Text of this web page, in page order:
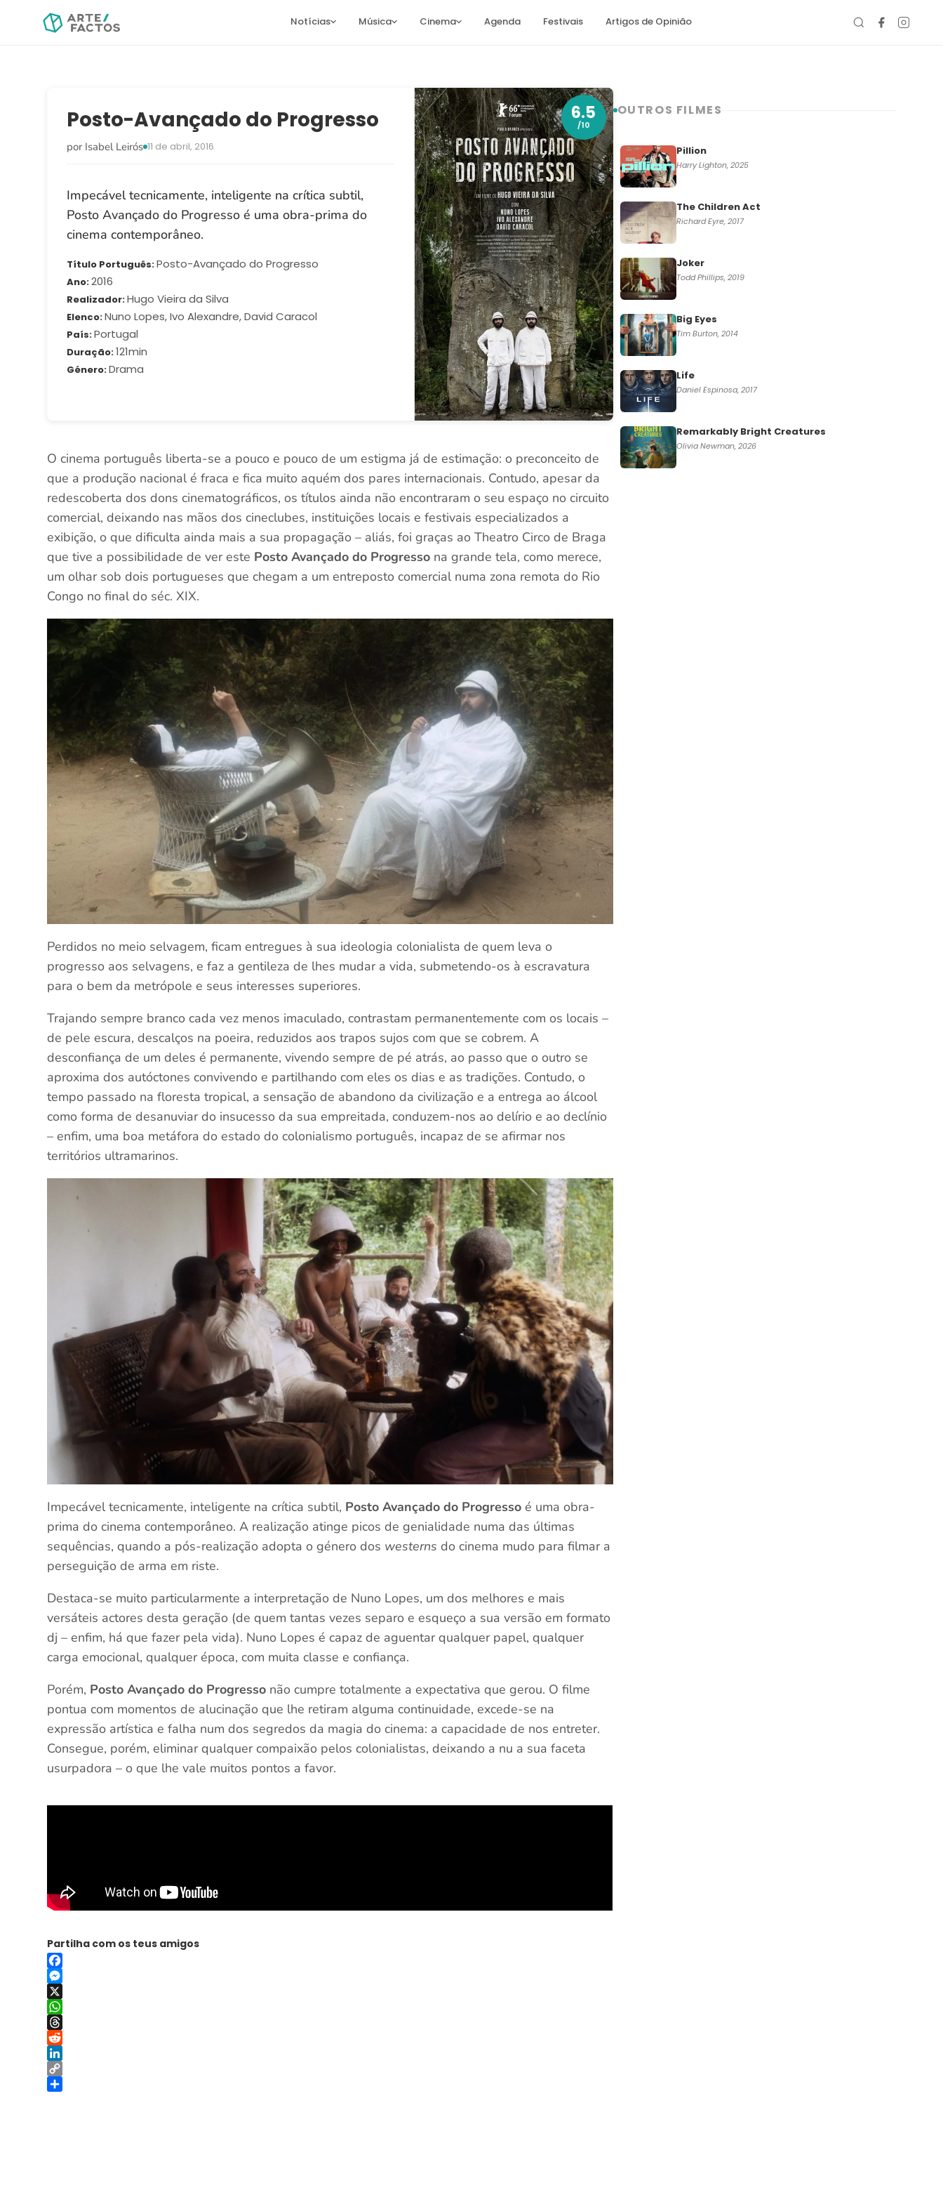
Notícias Música Cinema Agenda Festivais Artigos de Opinião
Posto-Avançado do Progresso
por Isabel Leirós 11 de abril, 2016
Impecável tecnicamente, inteligente na crítica subtil,
Posto Avançado do Progresso é uma obra-prima do
cinema contemporâneo.
Título Português Posto-Avançado do Progresso
Ano 2016
Realizador Hugo Vieira da Silva
Elenco Nuno Lopes, Ivo Alexandre, David Caracol
País Portugal
Duração 121min
Género Drama
6.5
/10
O cinema português liberta-se a pouco e pouco de um estigma já de estimação: o preconceito de
que a produção nacional é fraca e fica muito aquém dos pares internacionais. Contudo, apesar da
redescoberta dos dons cinematográficos, os títulos ainda não encontraram o seu espaço no circuito
comercial, deixando nas mãos dos cineclubes, instituições locais e festivais especializados a
exibição, o que dificulta ainda mais a sua propagação – aliás, foi graças ao Theatro Circo de Braga
que tive a possibilidade de ver este Posto Avançado do Progresso na grande tela, como merece,
um olhar sob dois portugueses que chegam a um entreposto comercial numa zona remota do Rio
Congo no final do séc. XIX.
Perdidos no meio selvagem, ficam entregues à sua ideologia colonialista de quem leva o
progresso aos selvagens, e faz a gentileza de lhes mudar a vida, submetendo-os à escravatura
para o bem da metrópole e seus interesses superiores.
Trajando sempre branco cada vez menos imaculado, contrastam permanentemente com os locais –
de pele escura, descalços na poeira, reduzidos aos trapos sujos com que se cobrem. A
desconfiança de um deles é permanente, vivendo sempre de pé atrás, ao passo que o outro se
aproxima dos autóctones convivendo e partilhando com eles os dias e as tradições. Contudo, o
tempo passado na floresta tropical, a sensação de abandono da civilização e a entrega ao álcool
como forma de desanuviar do insucesso da sua empreitada, conduzem-nos ao delírio e ao declínio
– enfim, uma boa metáfora do estado do colonialismo português, incapaz de se afirmar nos
territórios ultramarinos.
Impecável tecnicamente, inteligente na crítica subtil, Posto Avançado do Progresso é uma obra-
prima do cinema contemporâneo. A realização atinge picos de genialidade numa das últimas
sequências, quando a pós-realização adopta o género dos westerns do cinema mudo para filmar a
perseguição de arma em riste.
Destaca-se muito particularmente a interpretação de Nuno Lopes, um dos melhores e mais
versáteis actores desta geração (de quem tantas vezes separo e esqueço a sua versão em formato
dj – enfim, há que fazer pela vida). Nuno Lopes é capaz de aguentar qualquer papel, qualquer
carga emocional, qualquer época, com muita classe e confiança.
Porém, Posto Avançado do Progresso não cumpre totalmente a expectativa que gerou. O filme
pontua com momentos de alucinação que lhe retiram alguma continuidade, excede-se na
expressão artística e falha num dos segredos da magia do cinema: a capacidade de nos entreter.
Consegue, porém, eliminar qualquer compaixão pelos colonialistas, deixando a nu a sua faceta
usurpadora – o que lhe vale muitos pontos a favor.
Partilha com os teus amigos
Facebook
Messenger
X
WhatsApp
Threads
Reddit
LinkedIn
Copy
OUTROS FILMES
Pillion
Harry Lighton, 2025
The Children Act
Richard Eyre, 2017
Joker
Todd Phillips, 2019
Big Eyes
Tim Burton, 2014
Life
Daniel Espinosa, 2017
Remarkably Bright Creatures
Olivia Newman, 2026